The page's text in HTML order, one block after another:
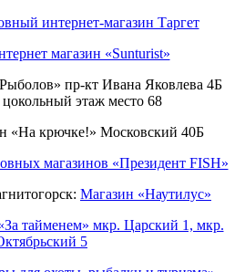
интернет-магазин Таргет
магазин «Sunturist»
пр-кт Ивана Яковлева 4Б
этаж место 68
«На крючке!» Московский 40Б
магазинов «Президент FISH»
Магазин «Наутилус»
тайменем» мкр. Царский 1, мкр.
5